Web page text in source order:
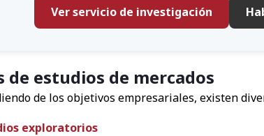
Ver servicio de investigación
de estudios de mercados
de los objetivos empresariales, existen
exploratorios